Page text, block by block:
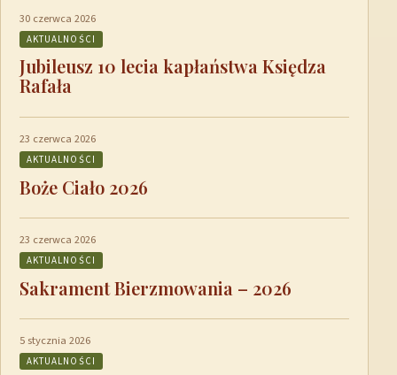
30 czerwca 2026
AKTUALNOŚCI
Jubileusz 10 lecia kapłaństwa Księdza
Rafała
23 czerwca 2026
AKTUALNOŚCI
Boże Ciało 2026
23 czerwca 2026
AKTUALNOŚCI
Sakrament Bierzmowania – 2026
5 stycznia 2026
AKTUALNOŚCI